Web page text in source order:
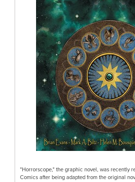
"Horrorscope," the graphic novel, was recently
Comics after being adapted from the original